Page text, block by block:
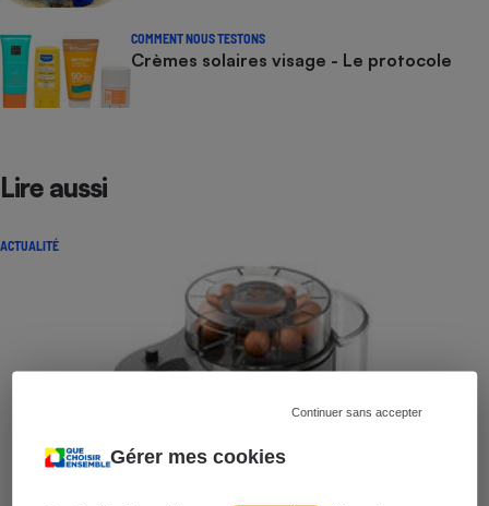
Gérer mes cookies
Continuer sans accepter
COMMENT NOUS TESTONS
Crèmes solaires visage - Le protocole
Lire aussi
ACTUALITÉ